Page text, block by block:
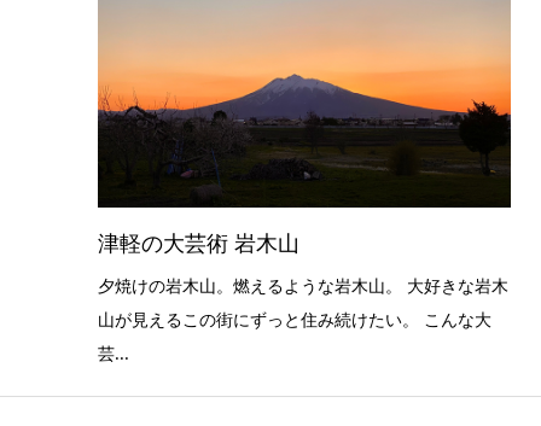
津軽の大芸術 岩木山
夕焼けの岩木山。燃えるような岩木山。 大好きな岩木
山が見えるこの街にずっと住み続けたい。 こんな大
芸...